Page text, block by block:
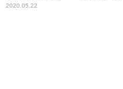
から美味しさが増すスイー
2020.05.22